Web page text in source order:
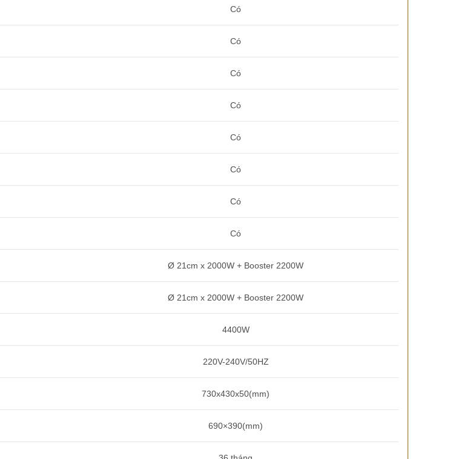
Có
Có
Có
Có
Có
Có
Có
Có
Ø 21cm x 2000W + Booster 2200W
Ø 21cm x 2000W + Booster 2200W
4400W
220V-240V/50HZ
730x430x50(mm)
690×390(mm)